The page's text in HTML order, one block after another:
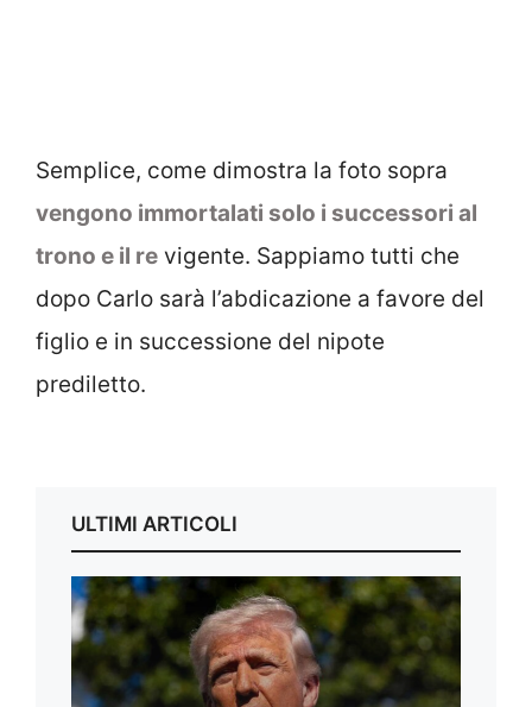
Semplice, come dimostra la foto sopra
vengono immortalati solo i successori al
trono e il re vigente. Sappiamo tutti che
dopo Carlo sarà l’abdicazione a favore del
figlio e in successione del nipote
prediletto.
ULTIMI ARTICOLI